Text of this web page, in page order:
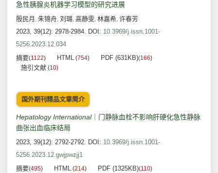
急性胰腺炎机器学习模型的研究进展
殷民月 , 朱锦舟, 刘璐, 高静雯, 林嘉希, 许春芳
2023, 39(12): 2978-2984. DOI: 10.3969/j.issn.1001-
5256.2023.12.034
摘要(1122) HTML (754) PDF (631KB)(166)
施引文献 (10)
国外期刊精品文章简介
Hepatology International｜门静脉血栓不影响肝硬化急性静脉
曲张出血临床结局
2023, 39(12): 2792-2792. DOI: 10.3969/j.issn.1001-
5256.2023.12.gwjpwzjj1
摘要(495) HTML (214) PDF (1325KB)(110)